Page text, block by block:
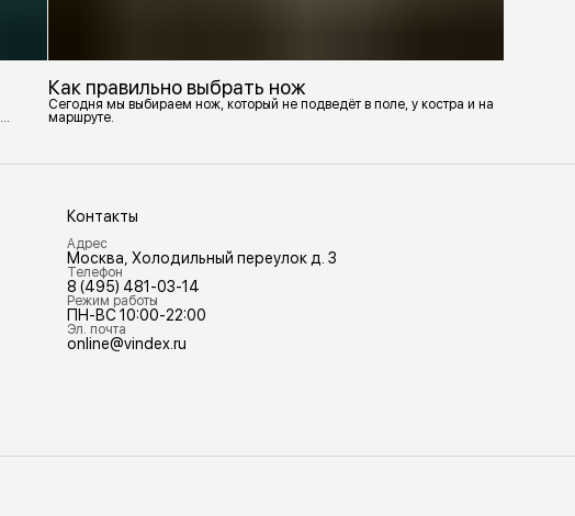
Как правильно выбрать нож
Сегодня мы выбираем нож, который не подведёт в поле, у костра и на
маршруте.
Контакты
Адрес
Москва, Холодильный переулок д. 3
Телефон
8 (495) 481-03-14
Режим работы
ПН-ВС 10:00-22:00
Эл. почта
online@vindex.ru